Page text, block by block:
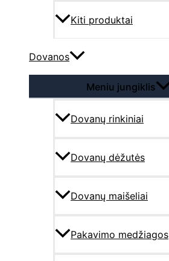
Kiti produktai
Dovanos
Meniu jungiklis
Dovanų rinkiniai
Dovanų dėžutės
Dovanų maišeliai
Pakavimo medžiagos